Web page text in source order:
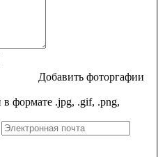
Добавить фоторгафии
в формате .jpg, .gif, .png,